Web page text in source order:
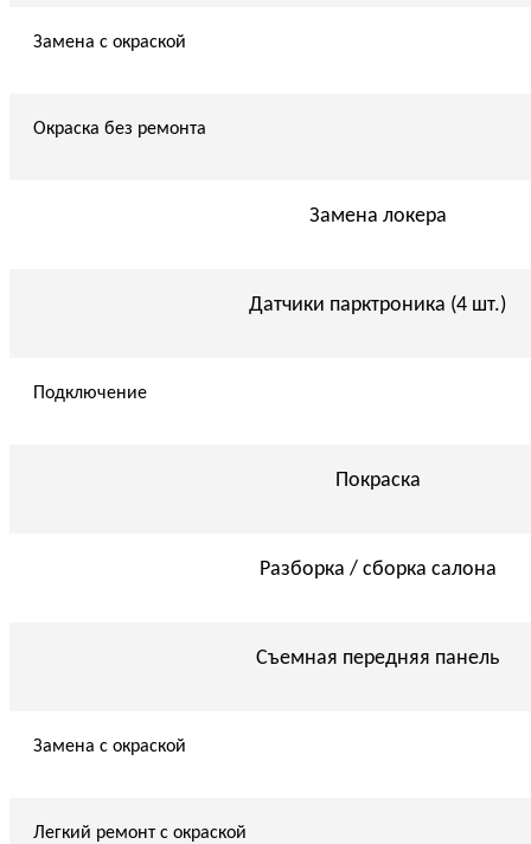
Замена с окраской
Окраска без ремонта
Замена локера
Датчики парктроника (4 шт.)
Подключение
Покраска
Разборка / сборка салона
Съемная передняя панель
Замена с окраской
Легкий ремонт с окраской